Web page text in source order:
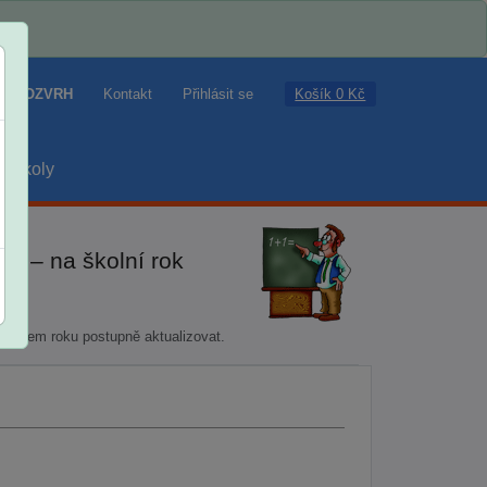
ROZVRH Kontakt Přihlásit se Košík 0 Kč
školy
– na školní rok
roku postupně aktualizovat.